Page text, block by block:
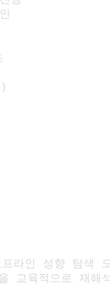
프라인 성향 탐
교육적으로 재